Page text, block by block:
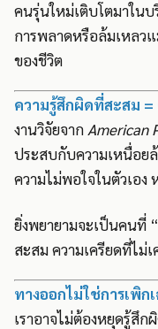
คนรุ่นใหม่เติบโตมาใน
การพลาดหรือล้มเหลว
ของชีวิต
ความรู้สึกผิดที่สะสม
งานวิจัยจาก American
ประสบกับความเหนื่อย
ความไม่พอใจในตัวเอ
ยิ่งพยายามจะเป็นคนที่
สะสม ความเครียดที่ไม่
ทางออกไม่ใช่การเพิก
เราอาจไม่ต้องหยุดรู้สึก